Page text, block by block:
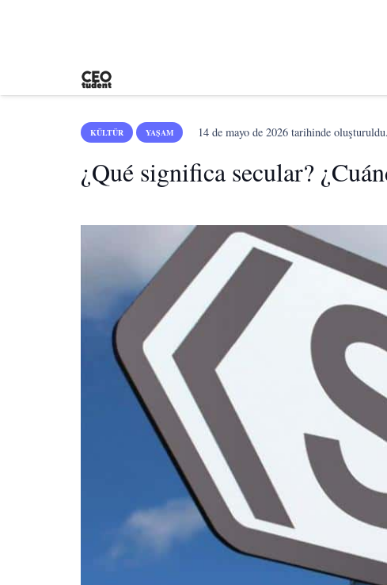
KÜLTÜR YAŞAM 14 de mayo de 2026 tarihinde oluşturuldu.
¿Qué significa secular?